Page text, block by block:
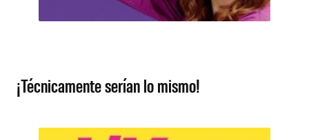
¡Técnicamente serían lo mismo!